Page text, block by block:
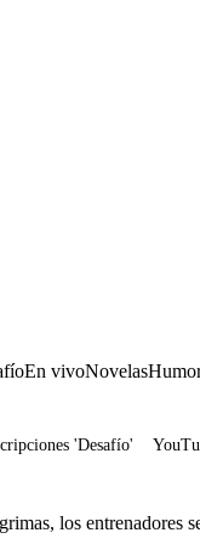
En vivoNovelas
'Desafío'
los entrenadores